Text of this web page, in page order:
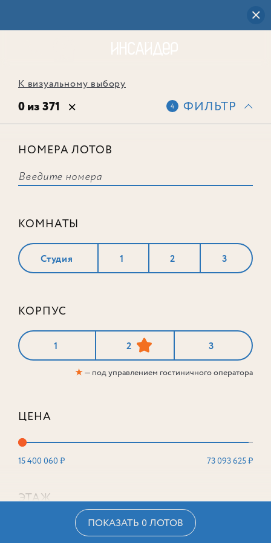
К визуальному выбору
0 из 371 4 ФИЛЬТР
НОМЕРА ЛОТОВ
КОМНАТЫ
Студия 1 2 3
КОРПУС
1 2 3
★— под управлением гостиничного оператора
ЦЕНА
15 400 060 ₽ 73 093 625 ₽
ЭТАЖ
ПОКАЗАТЬ 0 ЛОТОВ
соответствует ни одного лота